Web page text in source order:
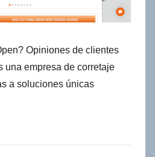
Opiniones de clientes
una empresa de corretaje
a soluciones únicas